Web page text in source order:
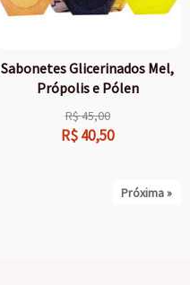
Sabonetes Glicerinados Mel,
Própolis e Pólen
R$45,00
R$40,50
Próxima »